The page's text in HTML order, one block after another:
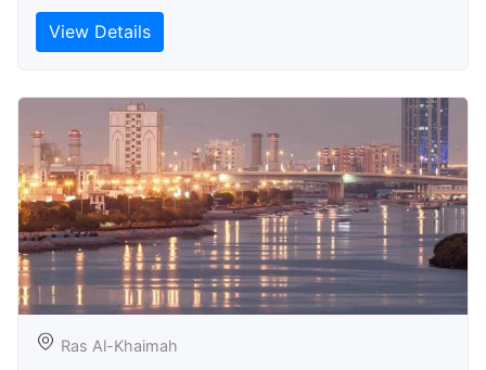
View Details
Ras Al-Khaimah